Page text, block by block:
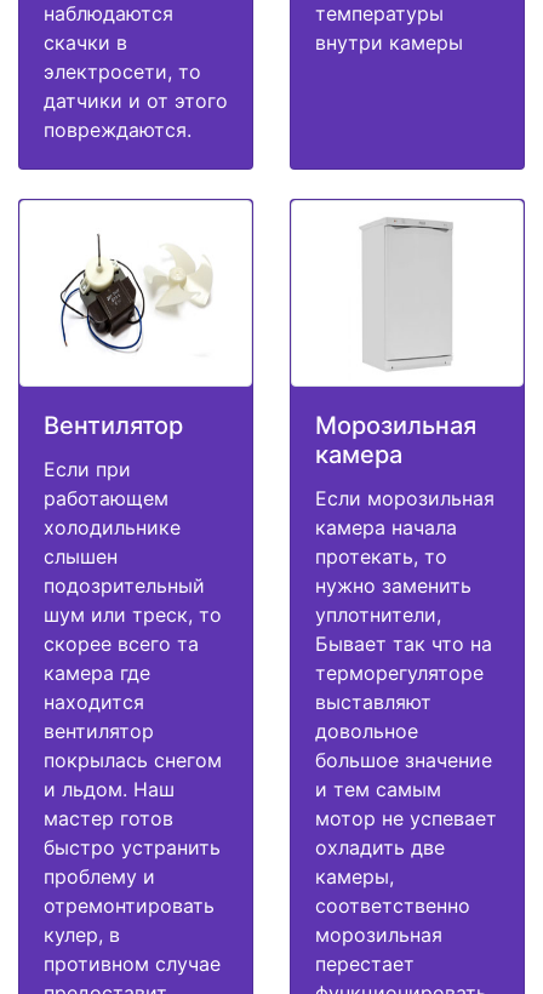
наблюдаются
скачки в
электросети, то
датчики и от этого
повреждаются.
температуры
внутри камеры
Вентилятор
Если при
работающем
холодильнике
слышен
подозрительный
шум или треск, то
скорее всего та
камера где
находится
вентилятор
покрылась снегом
и льдом. Наш
мастер готов
быстро устранить
проблему и
отремонтировать
кулер, в
противном случае
Морозильная
камера
Если морозильная
камера начала
протекать, то
нужно заменить
уплотнители,
Бывает так что на
терморегуляторе
выставляют
довольное
большое значение
и тем самым
мотор не успевает
охладить две
камеры,
соответственно
морозильная
перестает